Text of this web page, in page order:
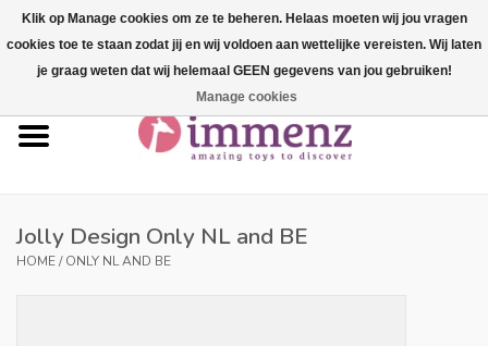
Our brands
Jolly Design Only NL and BE
HOME/ONLY NL AND BE
Klik op Manage cookies om ze te beheren. Helaas moeten wij jou vragen
cookies toe te staan zodat jij en wij voldoen aan wettelijke vereisten. Wij laten
je graag weten dat wij helemaal GEEN gegevens van jou gebruiken!
Manage cookies